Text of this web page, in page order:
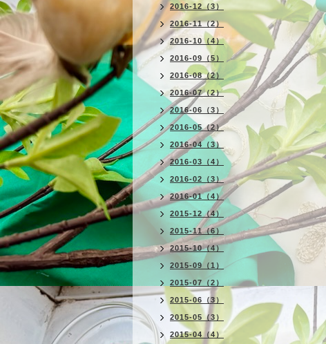
2016-12（3）
2016-11（2）
2016-10（4）
2016-09（5）
2016-08（2）
2016-07（2）
2016-06（3）
2016-05（2）
2016-04（3）
2016-03（4）
2016-02（3）
2016-01（4）
2015-12（4）
2015-11（6）
2015-10（4）
2015-09（1）
2015-07（2）
2015-06（3）
2015-05（3）
2015-04（4）